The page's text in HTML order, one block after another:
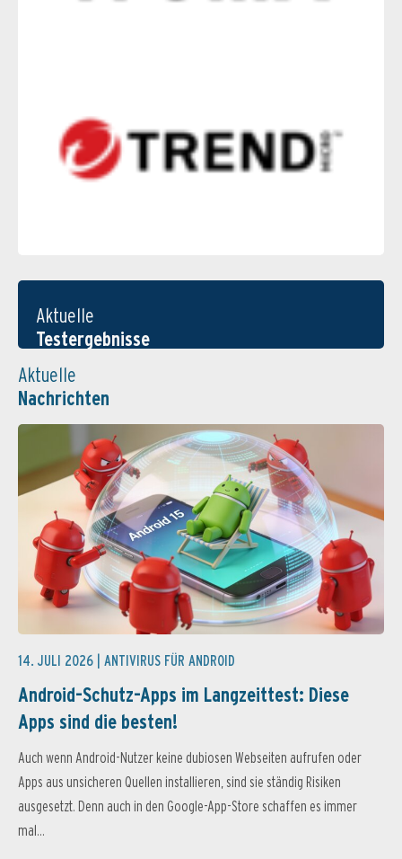
Aktuelle
Testergebnisse
Aktuelle
Nachrichten
14. JULI 2026 | ANTIVIRUS FÜR ANDROID
Android-Schutz-Apps im Langzeittest: Diese
Apps sind die besten!
Auch wenn Android-Nutzer keine dubiosen Webseiten aufrufen oder
Apps aus unsicheren Quellen installieren, sind sie ständig Risiken
ausgesetzt. Denn auch in den Google-App-Store schaffen es immer
mal...